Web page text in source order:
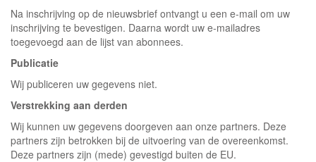
Na inschrijving op de nieuwsbrief ontvangt u een e-mail om uw
inschrijving te bevestigen. Daarna wordt uw e-mailadres
toegevoegd aan de lijst van abonnees.
Publicatie
Wij publiceren uw gegevens niet.
Verstrekking aan derden
Wij kunnen uw gegevens doorgeven aan onze partners. Deze
partners zijn betrokken bij de uitvoering van de overeenkomst.
Deze partners zijn (mede) gevestigd buiten de EU.